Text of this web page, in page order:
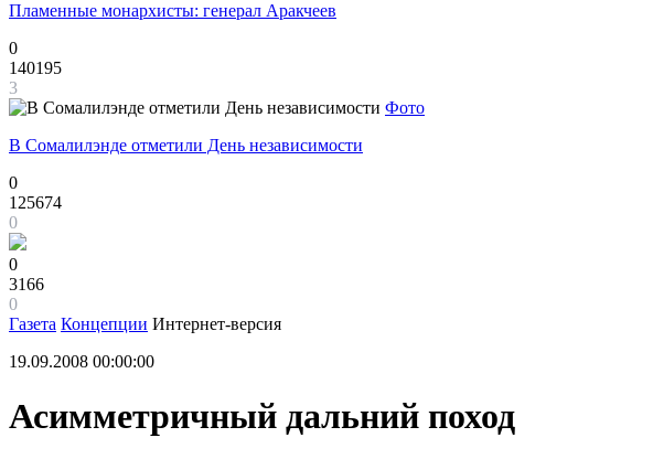
Пламенные монархисты: генерал Аракчеев
0
140195
3
Фото
В Сомалилэнде отметили День независимости
0
125674
0
0
3166
0
Газета Концепции Интернет-версия
19.09.2008 00:00:00
Асимметричный дальний поход